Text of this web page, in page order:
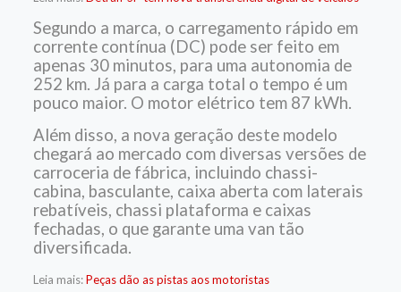
Segundo a marca, o carregamento rápido em
corrente contínua (DC) pode ser feito em
apenas 30 minutos, para uma autonomia de
252 km. Já para a carga total o tempo é um
pouco maior. O motor elétrico tem 87 kWh.
Além disso, a nova geração deste modelo
chegará ao mercado com diversas versões de
carroceria de fábrica, incluindo chassi-
cabina, basculante, caixa aberta com laterais
rebatíveis, chassi plataforma e caixas
fechadas, o que garante uma van tão
diversificada.
Leia mais:Peças dão as pistas aos motoristas